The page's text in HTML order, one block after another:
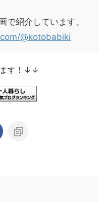
で紹介しています。
@kotobabiki
す！↓↓